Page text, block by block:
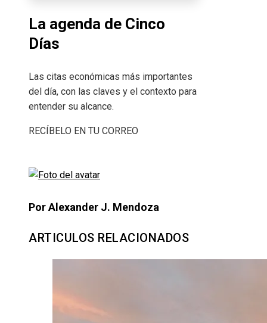
La agenda de Cinco
Días
Las citas económicas más importantes
del día, con las claves y el contexto para
entender su alcance.
RECÍBELO EN TU CORREO
Por Alexander J. Mendoza
ARTICULOS RELACIONADOS